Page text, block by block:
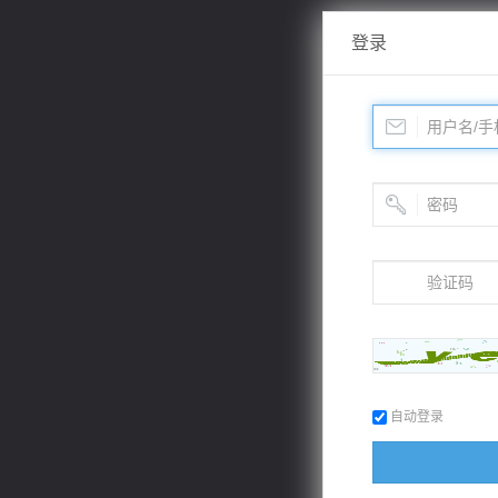
登录
自动登录